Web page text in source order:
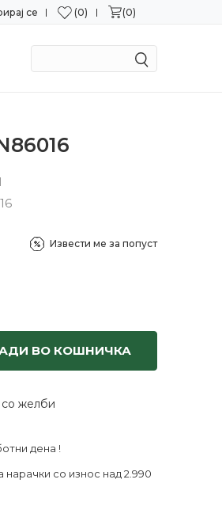
рок од 15 дена!
се 0 0
Извести ме за попуст
ВО КОШНИЧКА
со желби
дена !
нарачки со износ над 2.990